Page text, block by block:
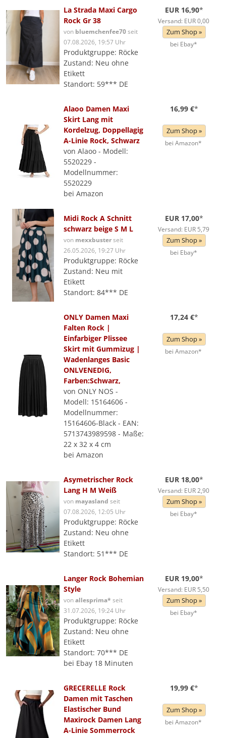
La Strada Maxi Cargo
Rock Gr 38
von bluemchenfee70seit
07.08.2026, 19:57 Uhr
Produktgruppe: Röcke
Zustand: Neu ohne
Etikett
Standort: 59*** DE
EUR 16,90*
Versand: EUR 0,00
Zum Shop »
bei Ebay*
Alaoo Damen Maxi
Skirt Lang mit
Kordelzug, Doppellagig
A-Linie Rock, Schwarz
von Alaoo - Modell:
5520229 -
Modellnummer:
5520229
bei Amazon
16,99 €*
Zum Shop »
bei Amazon*
Midi Rock A Schnitt
schwarz beige S M L
von mexxbusterseit
26.05.2026, 19:27 Uhr
Produktgruppe: Röcke
Zustand: Neu mit
Etikett
Standort: 84*** DE
EUR 17,00*
Versand: EUR 5,79
Zum Shop »
bei Ebay*
ONLY Damen Maxi
Falten Rock |
Einfarbiger Plissee
Skirt mit Gummizug |
Wadenlanges Basic
ONLVENEDIG,
Farben:Schwarz,
von ONLY NOS -
Modell: 15164606 -
Modellnummer:
15164606-Black - EAN:
5713743989598 - Maße:
22 x 32 x 4 cm
bei Amazon
17,24 €*
Zum Shop »
bei Amazon*
Asymetrischer Rock
Lang H M Weiß
von mayasland seit
07.08.2026, 12:05 Uhr
Produktgruppe: Röcke
Zustand: Neu ohne
Etikett
Standort: 51*** DE
EUR 18,00*
Versand: EUR 2,90
Zum Shop »
bei Ebay*
Langer Rock Bohemian
Style
vonallesprima* seit
31.07.2026, 19:24 Uhr
Produktgruppe: Röcke
Zustand: Neu ohne
Etikett
Standort: 70*** DE
bei Ebay 18 Minuten
EUR 19,00*
Versand: EUR 5,50
Zum Shop »
bei Ebay*
GRECERELLE Rock
Damen mit Taschen
Elastischer Bund
Maxirock Damen Lang
A-Linie Sommerrock
19,99 €*
Zum Shop »
bei Amazon*